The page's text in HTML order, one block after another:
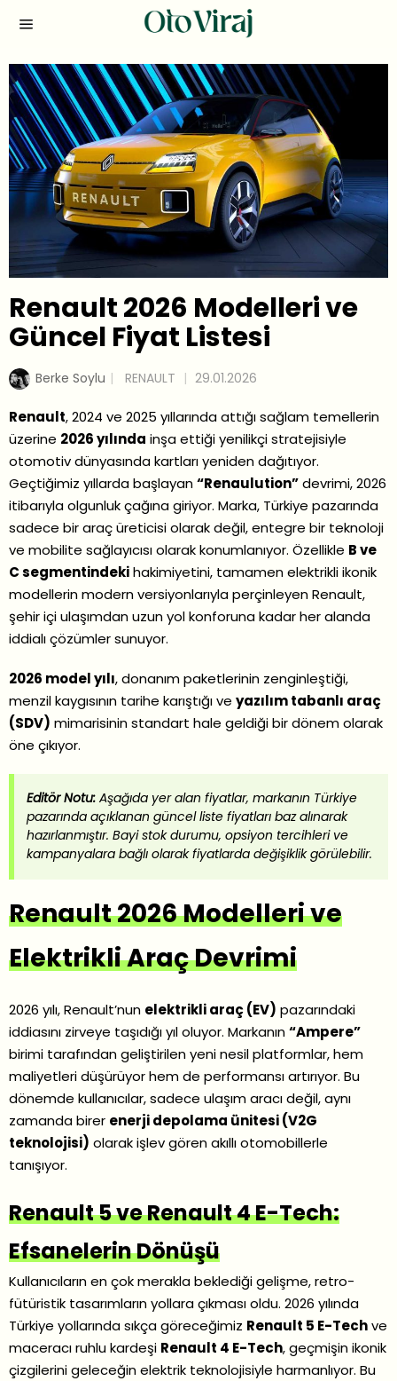
Renault 2026 Modelleri ve
Güncel Fiyat Listesi
Berke Soylu RENAULT 29.01.2026
Renault, 2024 ve 2025 yıllarında attığı sağlam temellerin
üzerine 2026 yılında inşa ettiği yenilikçi stratejisiyle
otomotiv dünyasında kartları yeniden dağıtıyor.
Geçtiğimiz yıllarda başlayan“Renaulution”devrimi, 2026
itibarıyla olgunluk çağına giriyor. Marka, Türkiye pazarında
sadece bir araç üreticisi olarak değil, entegre bir teknoloji
ve mobilite sağlayıcısı olarak konumlanıyor. Özellikle B ve
C segmentindekihakimiyetini, tamamen elektrikli ikonik
modellerin modern versiyonlarıyla perçinleyen Renault,
şehir içi ulaşımdan uzun yol konforuna kadar her alanda
iddialı çözümler sunuyor.
2026 model yılı, donanım paketlerinin zenginleştiği,
menzil kaygısının tarihe karıştığı ve yazılım tabanlı araç
(SDV) mimarisinin standart hale geldiği bir dönem olarak
öne çıkıyor.
Editör Notu: Aşağıda yer alan fiyatlar, markanın Türkiye
pazarında açıklanan güncel liste fiyatları baz alınarak
hazırlanmıştır. Bayi stok durumu, opsiyon tercihleri ve
kampanyalara bağlı olarak fiyatlarda değişiklik görülebilir.
Renault 2026 Modelleri ve
Elektrikli Araç Devrimi
2026 yılı, Renault’nun elektrikli araç (EV) pazarındaki
iddiasını zirveye taşıdığı yıl oluyor. Markanın“Ampere”
birimi tarafından geliştirilen yeni nesil platformlar, hem
maliyetleri düşürüyor hem de performansı artırıyor. Bu
dönemde kullanıcılar, sadece ulaşım aracı değil, aynı
zamanda birer enerji depolama ünitesi (V2G
teknolojisi) olarak işlev gören akıllı otomobillerle
tanışıyor.
Renault 5 ve Renault 4 E-Tech:
Efsanelerin Dönüşü
Kullanıcıların en çok merakla beklediği gelişme, retro-
fütüristik tasarımların yollara çıkması oldu. 2026 yılında
Türkiye yollarında sıkça göreceğimiz Renault 5 E-Techve
maceracı ruhlu kardeşi Renault 4 E-Tech, geçmişin ikonik
çizgilerini geleceğin elektrik teknolojisiyle harmanlıyor. Bu